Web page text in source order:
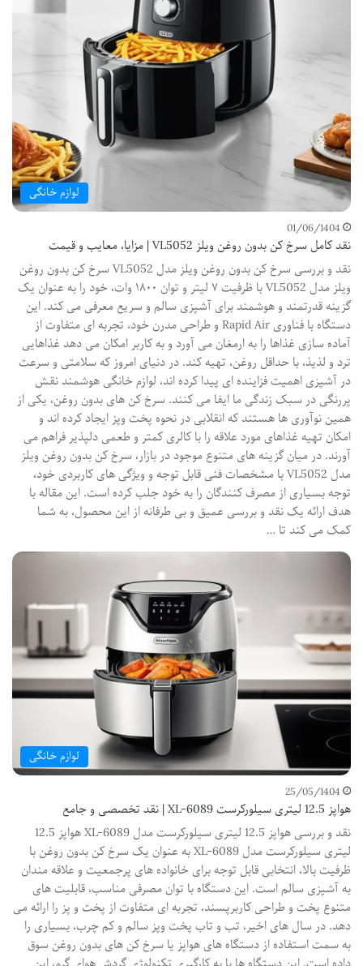
لوازم خانگی
01/06/1404
نقد کامل سرخ کن بدون روغن ویلز VL5052 | مزایا، معایب و قیمت
نقد و بررسی سرخ کن بدون روغن ویلز مدل VL5052 سرخ کن بدون روغن
ویلز مدل VL5052 با ظرفیت ۷ لیتر و توان ۱۸۰۰ وات، خود را به عنوان یک
گزینه قدرتمند و هوشمند برای آشپزی سالم و سریع معرفی می کند. این
دستگاه با فناوری Rapid Air و طراحی مدرن خود، تجربه ای متفاوت از
آماده سازی غذاها را به ارمغان می آورد و به کاربر امکان می دهد غذاهایی
ترد و لذیذ، با حداقل روغن، تهیه کند. در دنیای امروز که سلامتی و سرعت
در آشپزی اهمیت فزاینده ای پیدا کرده اند، لوازم خانگی هوشمند نقش
پررنگی در سبک زندگی ما ایفا می کنند. سرخ کن های بدون روغن، یکی از
همین نوآوری ها هستند که انقلابی در نحوه پخت وپز ایجاد کرده اند و
امکان تهیه غذاهای مورد علاقه را با کالری کمتر و طعمی دلپذیر فراهم می
آورند. در میان گزینه های متنوع موجود در بازار، سرخ کن بدون روغن ویلز
مدل VL5052 با مشخصات فنی قابل توجه و ویژگی های کاربردی خود،
توجه بسیاری از مصرف کنندگان را به خود جلب کرده است. این مقاله با
هدف ارائه یک نقد و بررسی عمیق و بی طرفانه از این محصول، به شما
کمک می کند تا …
لوازم خانگی
25/05/1404
هواپز 12.5 لیتری سیلورکرست XL-6089 | نقد تخصصی و جامع
نقد و بررسی هواپز 12.5 لیتری سیلورکرست مدل XL-6089 هواپز 12.5
لیتری سیلورکرست مدل XL-6089 به عنوان یک سرخ کن بدون روغن با
ظرفیت بالا، انتخابی قابل توجه برای خانواده های پرجمعیت و علاقه مندان
به آشپزی سالم است. این دستگاه با توان مصرفی مناسب، قابلیت های
متنوع پخت و طراحی کاربرپسند، تجربه ای متفاوت از پخت و پز را ارائه می
دهد. در سال های اخیر، تب و تاب پخت وپز سالم و کم چرب، بسیاری را
به سمت استفاده از دستگاه های هواپز یا سرخ کن های بدون روغن سوق